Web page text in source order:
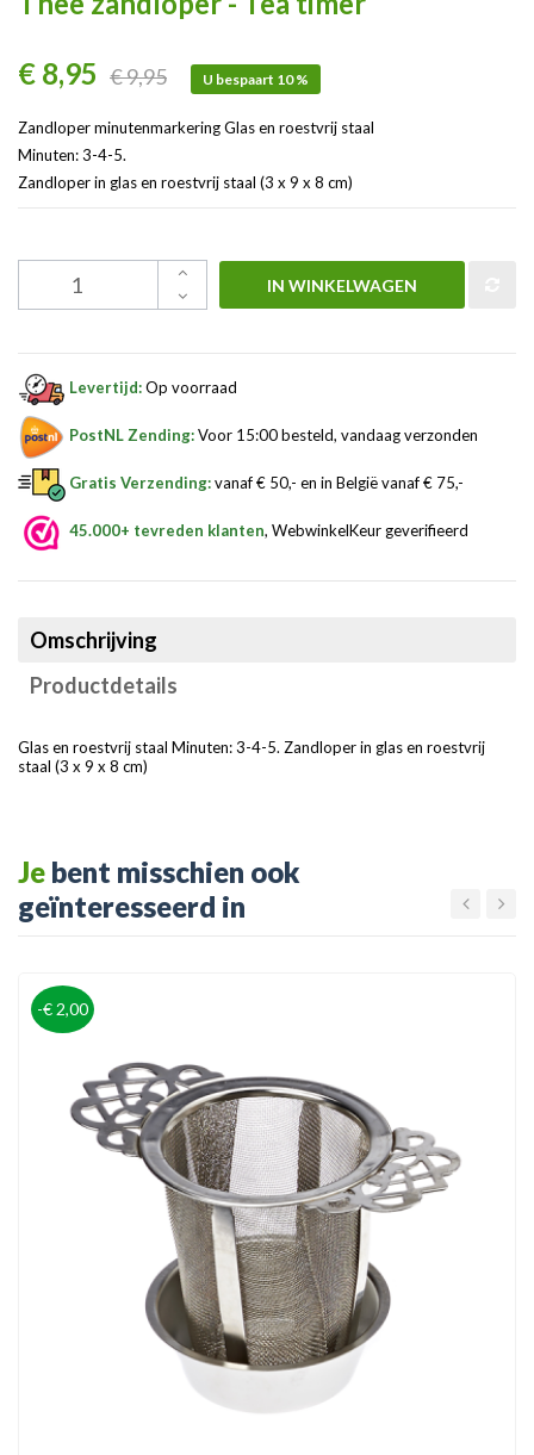
€ 8,95 € 9,95 U bespaart 10 %
Zandloper minutenmarkering Glas en roestvrij staal
Minuten: 3-4-5.
Zandloper in glas en roestvrij staal (3 x 9 x 8 cm)
IN WINKELWAGEN
Levertijd:Op voorraad
PostNL Zending:Voor 15:00 besteld, vandaag verzonden
Gratis Verzending:vanaf € 50,- en in België vanaf € 75,-
45.000+ tevreden klanten, WebwinkelKeur geverifieerd
Omschrijving
Productdetails
Glas en roestvrij staal Minuten: 3-4-5. Zandloper in glas en roestvrij
staal (3 x 9 x 8 cm)
Je bent misschien ook
geïnteresseerd in
-€ 2,00